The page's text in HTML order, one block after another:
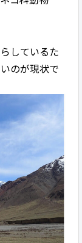
しているた
のが現状で